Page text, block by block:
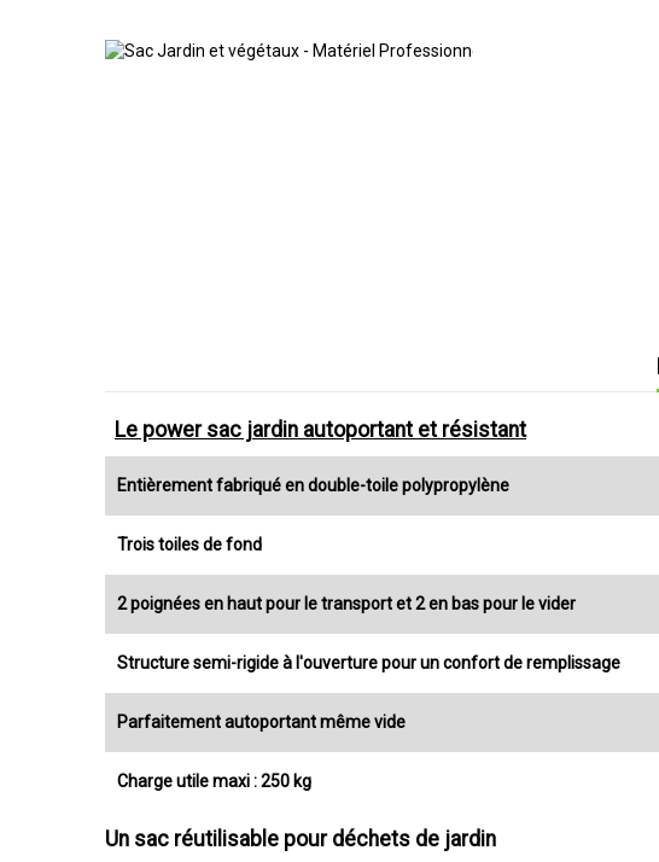
Le power sac jardin autoportant et résistant
Entièrement fabriqué en double-toile polypropylène
Trois toiles de fond
2 poignées en haut pour le transport et 2 en bas pour le vider
Structure semi-rigide à l'ouverture pour un confort de remplissage
Parfaitement autoportant même vide
Charge utile maxi : 250 kg
Un sac réutilisable pour déchets de jardin